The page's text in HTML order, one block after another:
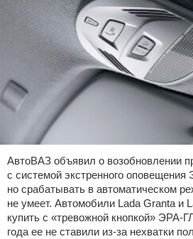
АвтоВАЗ объявил о возобновлении
с системой экстренного
но срабатывать в автоматическом
не умеет. Автомобили Lada Granta и
купить с «тревожной кнопкой»
года ее не ставили из-за нехватки